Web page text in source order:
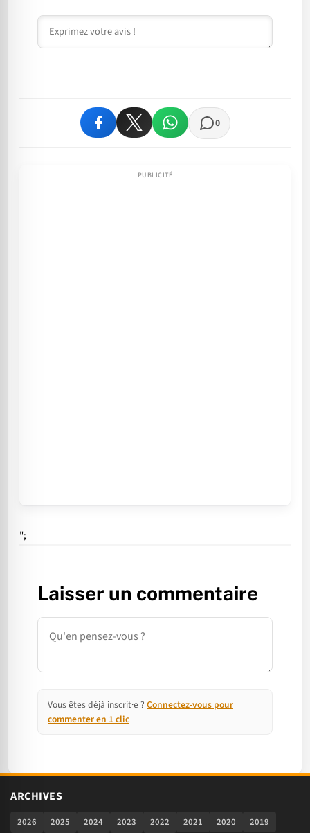
Commentaire
0
";
Laisser un commentaire
Commentaire
Vous êtes déjà inscrit·e ? Connectez-vous pour
commenter en 1 clic
ARCHIVES
2026 2025 2024 2023 2022 2021 2020
2019